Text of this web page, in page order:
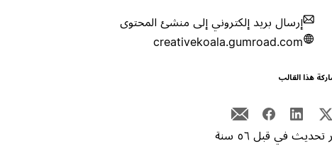
إرسال بريد إلكتروني إلى منشئ المحتوى
creativekoala.gumroad.com
هذا القالب
تحديث في قبل ٥٦ سنة